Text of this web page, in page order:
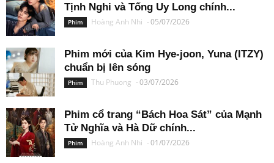
Tịnh Nghi và Tống Uy Long chính...
Phim Hoàng Anh Nhi -05/07/2026
Phim mới của Kim Hye-joon, Yuna (ITZY)
chuẩn bị lên sóng
Phim Thu Phuong -03/07/2026
Phim cổ trang “Bách Hoa Sát” của Mạnh
Tử Nghĩa và Hà Dữ chính...
Phim Hoàng Anh Nhi -01/07/2026